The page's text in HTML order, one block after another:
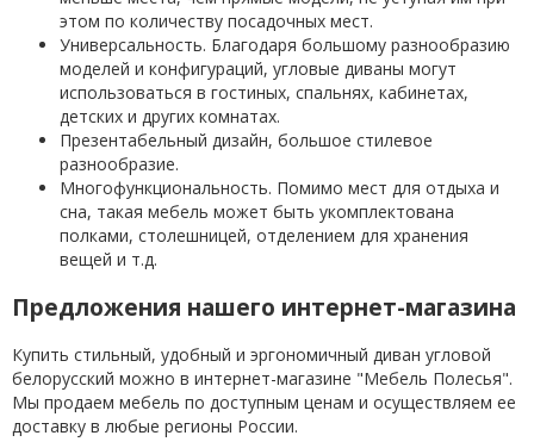
этом по количеству посадочных мест.
Универсальность. Благодаря большому разнообразию
моделей и конфигураций, угловые диваны могут
использоваться в гостиных, спальнях, кабинетах,
детских и других комнатах.
Презентабельный дизайн, большое стилевое
разнообразие.
Многофункциональность. Помимо мест для отдыха и
сна, такая мебель может быть укомплектована
полками, столешницей, отделением для хранения
вещей и т.д.
Предложения нашего интернет-магазина
Купить стильный, удобный и эргономичный диван угловой
белорусский можно в интернет-магазине "Мебель Полесья".
Мы продаем мебель по доступным ценам и осуществляем ее
доставку в любые регионы России.